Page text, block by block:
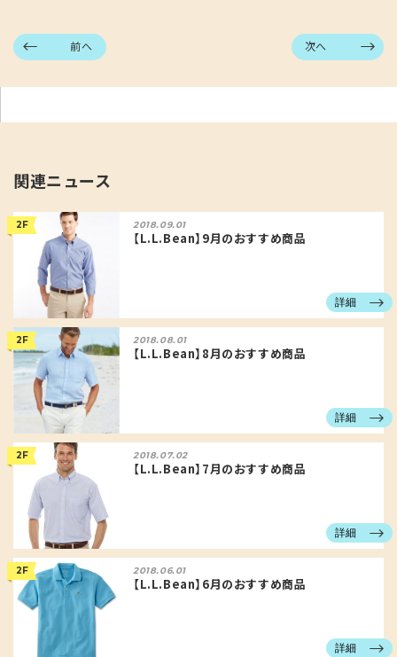
前へ 次へ
関連ニュース
2F 2018.09.01
【L.L.Bean】9月のおすすめ商品
詳細
2F 2018.08.01
【L.L.Bean】8月のおすすめ商品
詳細
2F 2018.07.02
【L.L.Bean】7月のおすすめ商品
詳細
2F 2018.06.01
【L.L.Bean】6月のおすすめ商品
詳細